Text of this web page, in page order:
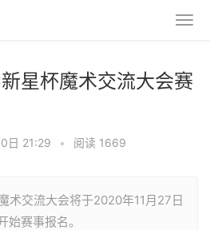
星杯魔术交流大会赛
日 21:29 • 阅读 1669
术交流大会将于2020年11月27日
始赛事报名。